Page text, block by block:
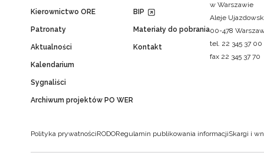
Kierownictwo ORE
Patronaty
Aktualności
Kalendarium
Sygnaliści
Archiwum projektów PO WER
BIP
Materiały do pobrania
Kontakt
w Warszawie
Aleje
00-478
tel. 22 345 37 00
fax 22 345 37 70
Polityka prywatnościRODORegulamin publikowania informacjiSkargi i